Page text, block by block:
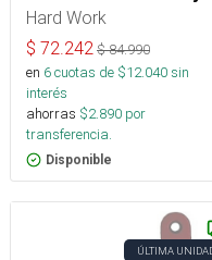
Hard Work
$ 72.242 $84.990
en 6cuotas de $12.040sin
interés
ahorras $2.890 por
transferencia.
Disponible
ÚLTIMA